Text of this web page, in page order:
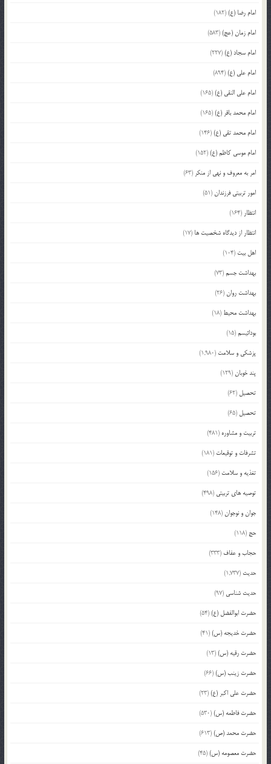
امام رضا (ع)(182)
امام زمان (عج)(583)
امام سجاد (ع)(227)
امام علی (ع)(894)
امام علی النقی (ع)(165)
امام محمد باقر (ع)(165)
امام محمد تقی (ع)(146)
امام موسی کاظم (ع)(152)
امر به معروف و نهی از منکر (63)
امور تربیتی فرزندان(51)
انتظار (164)
انتظار از دیدگاه شخصیت ها (17)
اهل بیت (104)
بهداشت جسم(73)
بهداشت روان(26)
بهداشت محیط (18)
بودائیسم(15)
پزشکی و سلامت (1,980)
پند خوبان(129)
تحصیل (62)
تحصیل (65)
تربیت و مشاوره (481)
تشرفات و توقیعات (181)
تغذیه و سلامت (156)
توصیه های تربیتی (498)
جوان و نوجوان(148)
حج (118)
حجاب و عفاف (333)
حدیث (1,737)
حدیث شناسی (97)
حضرت ابوالفضل (ع)(54)
حضرت خدیجه (س)(41)
حضرت رقیه (س)(13)
حضرت زینب (س)(66)
حضرت علی اکبر (ع)(23)
حضرت فاطمه (س)(530)
حضرت محمد (ص)(613)
حضرت معصومه (س)(45)